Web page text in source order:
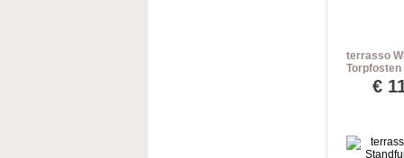
terrasso
Torpfosten
237 cm
€